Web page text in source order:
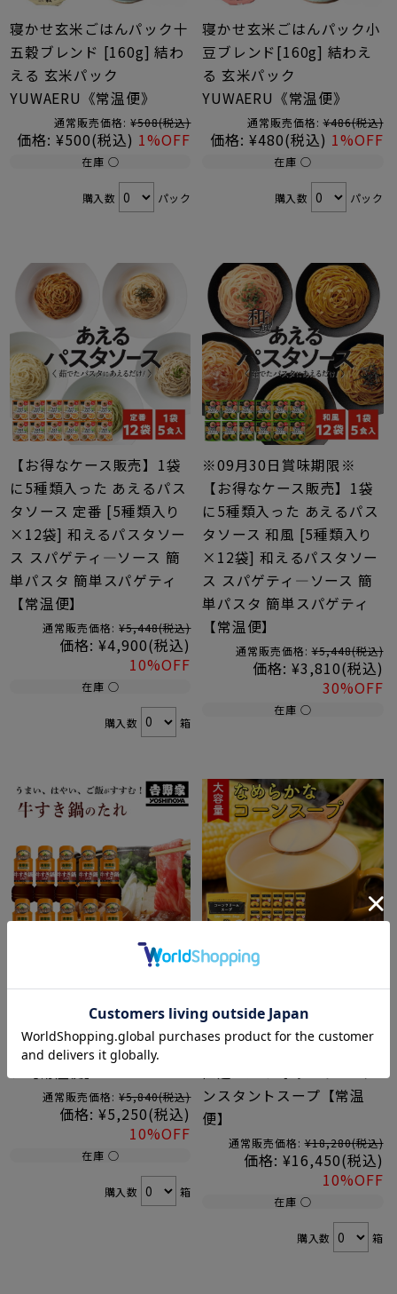
寝かせ玄米ごはんパック十
五穀ブレンド [160g] 結わ
える 玄米パック
YUWAERU《常温便》
通常販売価格: ¥508(税込)
価格: ¥500(税込) 1%OFF
在庫 ○
購入数 パック
寝かせ玄米ごはんパック小
豆ブレンド[160g] 結わえ
る 玄米パック
YUWAERU《常温便》
通常販売価格: ¥486(税込)
価格: ¥480(税込) 1%OFF
在庫 ○
購入数 パック
【お得なケース販売】1袋
に5種類入った あえるパス
タソース 定番 [5種類入り
×12袋] 和えるパスタソー
ス スパゲティ―ソース 簡
単パスタ 簡単スパゲティ
【常温便】
通常販売価格: ¥5,448(税込)
価格: ¥4,900(税込)
10%OFF
在庫 ○
購入数 箱
※09月30日賞味期限※
【お得なケース販売】1袋
に5種類入った あえるパス
タソース 和風 [5種類入り
×12袋] 和えるパスタソー
ス スパゲティ―ソース 簡
単パスタ 簡単スパゲティ
【常温便】
通常販売価格: ¥5,448(税込)
価格: ¥3,810(税込)
30%OFF
在庫 ○
家 牛すき鍋のたれ
[475g×10本]吉野家
YOSHINOYA すき焼きのタ
通常販売価格: ¥5,840(税込)
価格: ¥5,250(税込)
10%OFF
在庫 ○
購入数 箱
量 コーンクリームスープ [
[460g×20袋] the SOUP
factry コーンスープ 工場
ンスタントスープ【常温
便】
通常販売価格: ¥18,280(税込)
価格: ¥16,450(税込)
10%OFF
在庫 ○
購入数 箱